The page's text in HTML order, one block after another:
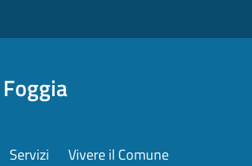
Servizi Vivere il Comune